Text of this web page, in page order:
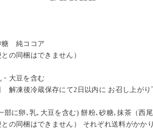
糖 純ココア
の同梱はできません）
・大豆を含む
解凍後冷蔵保存にて2日以内に お召し上がり
部に卵､乳､大豆を含む) 餅粉､砂糖､抹茶（西
の同梱はできません） それぞれ送料がかか